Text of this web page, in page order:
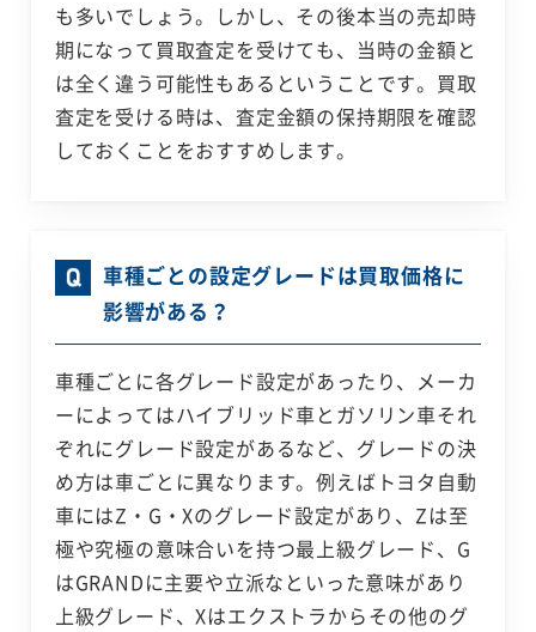
も多いでしょう。しかし、その後本当の売却時
期になって買取査定を受けても、当時の金額と
は全く違う可能性もあるということです。買取
査定を受ける時は、査定金額の保持期限を確認
しておくことをおすすめします。
車種ごとの設定グレードは買取価格に
影響がある？
車種ごとに各グレード設定があったり、メーカ
ーによってはハイブリッド車とガソリン車それ
ぞれにグレード設定があるなど、グレードの決
め方は車ごとに異なります。例えばトヨタ自動
車にはZ・G・Xのグレード設定があり、Zは至
極や究極の意味合いを持つ最上級グレード、G
はGRANDに主要や立派なといった意味があり
上級グレード、Xはエクストラからその他のグ